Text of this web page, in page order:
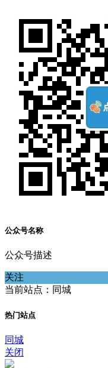
公众号名称
公众号描述
关注
当前站点：同城
热门站点
同城
关闭